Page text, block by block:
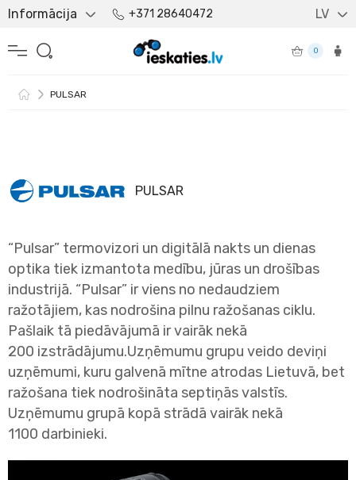
Informācija +371 28640472 LV
0
PULSAR
PULSAR
“Pulsar” termovizori un digitālā nakts un dienas
optika tiek izmantota medību, jūras un drošības
industrijā. “Pulsar” ir viens no nedaudziem
ražotājiem, kas nodrošina pilnu ražošanas ciklu.
Pašlaik tā piedāvājumā ir vairāk nekā
200 izstrādājumu.Uzņēmumu grupu veido deviņi
uzņēmumi, kuru galvenā mītne atrodas Lietuvā, bet
ražošana tiek nodrošināta septiņās valstīs.
Uzņēmumu grupā kopā strādā vairāk nekā
1100 darbinieki.